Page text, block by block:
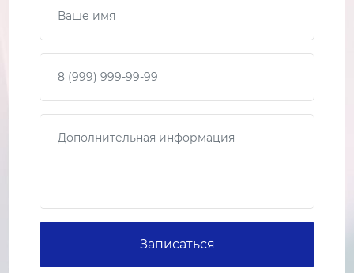
от 2 500 ₽
Ремонт платы управления
1-2 часа
от 1 500 ₽
Замена фильтра осушителя
Ремонт фильтра осушителя
от 1 500 ₽
Ваш телефон
Сообщение
Записаться